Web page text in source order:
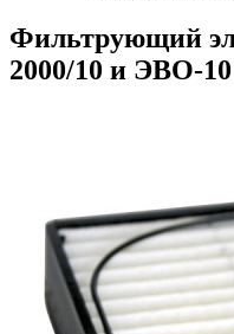
Фильтрующий
2000/10 и ЭВО-